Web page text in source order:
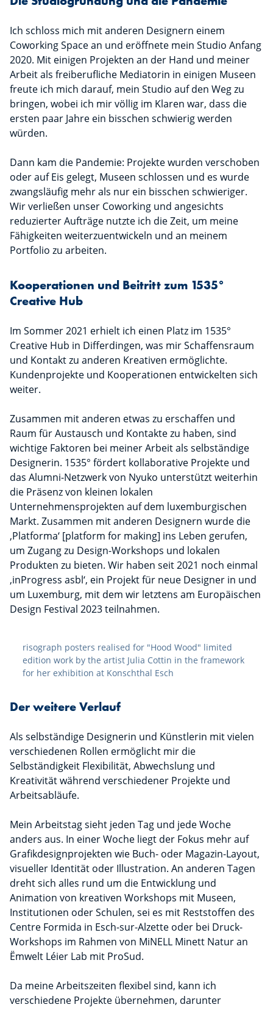
Ich schloss mich mit anderen Designern einem
Coworking Space an und eröffnete mein Studio Anfang
2020. Mit einigen Projekten an der Hand und meiner
Arbeit als freiberufliche Mediatorin in einigen Museen
freute ich mich darauf, mein Studio auf den Weg zu
bringen, wobei ich mir völlig im Klaren war, dass die
ersten paar Jahre ein bisschen schwierig werden
würden.
Dann kam die Pandemie: Projekte wurden verschoben
oder auf Eis gelegt, Museen schlossen und es wurde
zwangsläufig mehr als nur ein bisschen schwieriger.
Wir verließen unser Coworking und angesichts
reduzierter Aufträge nutzte ich die Zeit, um meine
Fähigkeiten weiterzuentwickeln und an meinem
Portfolio zu arbeiten.
Kooperationen und Beitritt zum 1535°
Creative Hub
Im Sommer 2021 erhielt ich einen Platz im 1535°
Creative Hub in Differdingen, was mir Schaffensraum
und Kontakt zu anderen Kreativen ermöglichte.
Kundenprojekte und Kooperationen entwickelten sich
weiter.
Zusammen mit anderen etwas zu erschaffen und
Raum für Austausch und Kontakte zu haben, sind
wichtige Faktoren bei meiner Arbeit als selbständige
Designerin. 1535° fördert kollaborative Projekte und
das Alumni-Netzwerk von Nyuko unterstützt weiterhin
die Präsenz von kleinen lokalen
Unternehmensprojekten auf dem luxemburgischen
Markt. Zusammen mit anderen Designern wurde die
‚Platforma‘ [platform for making] ins Leben gerufen,
um Zugang zu Design-Workshops und lokalen
Produkten zu bieten. Wir haben seit 2021 noch einmal
‚inProgress asbl‘, ein Projekt für neue Designer in und
um Luxemburg, mit dem wir letztens am Europäischen
Design Festival 2023 teilnahmen.
risograph posters realised for "Hood Wood" limited
edition work by the artist Julia Cottin in the framework
for her exhibition at Konschthal Esch
Der weitere Verlauf
Als selbständige Designerin und Künstlerin mit vielen
verschiedenen Rollen ermöglicht mir die
Selbständigkeit Flexibilität, Abwechslung und
Kreativität während verschiedener Projekte und
Arbeitsabläufe.
Mein Arbeitstag sieht jeden Tag und jede Woche
anders aus. In einer Woche liegt der Fokus mehr auf
Grafikdesignprojekten wie Buch- oder Magazin-Layout,
visueller Identität oder Illustration. An anderen Tagen
dreht sich alles rund um die Entwicklung und
Animation von kreativen Workshops mit Museen,
Institutionen oder Schulen, sei es mit Reststoffen des
Centre Formida in Esch-sur-Alzette oder bei Druck-
Workshops im Rahmen von MiNELL Minett Natur an
Ëmwelt Léier Lab mit ProSud.
Da meine Arbeitszeiten flexibel sind, kann ich
verschiedene Projekte übernehmen, darunter